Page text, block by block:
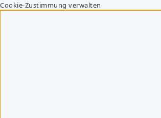
Cookie-Zustimmung verwalten